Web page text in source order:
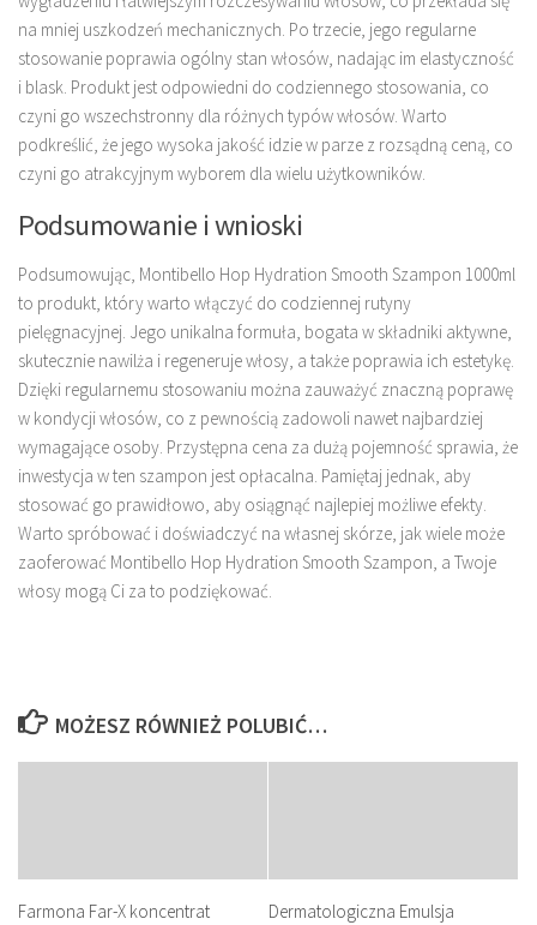
na mniej uszkodzeń mechanicznych. Po trzecie, jego regularne
stosowanie poprawia ogólny stan włosów, nadając im elastyczność
i blask. Produkt jest odpowiedni do codziennego stosowania, co
czyni go wszechstronny dla różnych typów włosów. Warto
podkreślić, że jego wysoka jakość idzie w parze z rozsądną ceną, co
czyni go atrakcyjnym wyborem dla wielu użytkowników.
Podsumowanie i wnioski
Podsumowując, Montibello Hop Hydration Smooth Szampon 1000ml
to produkt, który warto włączyć do codziennej rutyny
pielęgnacyjnej. Jego unikalna formuła, bogata w składniki aktywne,
skutecznie nawilża i regeneruje włosy, a także poprawia ich estetykę.
Dzięki regularnemu stosowaniu można zauważyć znaczną poprawę
w kondycji włosów, co z pewnością zadowoli nawet najbardziej
wymagające osoby. Przystępna cena za dużą pojemność sprawia, że
inwestycja w ten szampon jest opłacalna. Pamiętaj jednak, aby
stosować go prawidłowo, aby osiągnąć najlepiej możliwe efekty.
Warto spróbować i doświadczyć na własnej skórze, jak wiele może
zaoferować Montibello Hop Hydration Smooth Szampon, a Twoje
włosy mogą Ci za to podziękować.
MOŻESZ RÓWNIEŻ POLUBIĆ…
Farmona Far-X koncentrat
Dermatologiczna Emulsja